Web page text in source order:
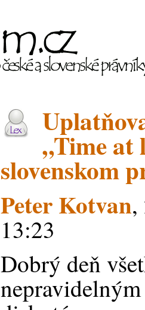
„Time at
slovenskom
Peter Kotvan,
13:23
Dobrý deň